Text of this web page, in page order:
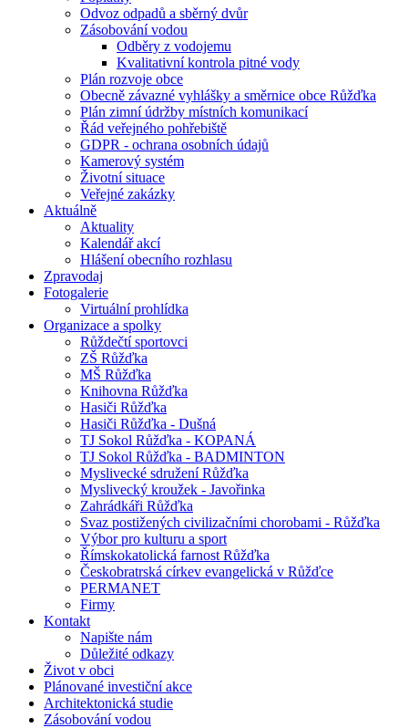
Odvoz odpadů a sběrný dvůr
Zásobování vodou
Odběry z vodojemu
Kvalitativní kontrola pitné vody
Plán rozvoje obce
Obecně závazné vyhlášky a směrnice obce Růžďka
Plán zimní údržby místních komunikací
Řád veřejného pohřebiště
GDPR - ochrana osobních údajů
Kamerový systém
Životní situace
Veřejné zakázky
Aktuálně
Aktuality
Kalendář akcí
Hlášení obecního rozhlasu
Zpravodaj
Fotogalerie
Virtuální prohlídka
Organizace a spolky
Růždečtí sportovci
ZŠ Růžďka
MŠ Růžďka
Knihovna Růžďka
Hasiči Růžďka
Hasiči Růžďka - Dušná
TJ Sokol Růžďka - KOPANÁ
TJ Sokol Růžďka - BADMINTON
Myslivecké sdružení Růžďka
Myslivecký kroužek - Javořinka
Zahrádkáři Růžďka
Svaz postižených civilizačními chorobami - Růžďka
Výbor pro kulturu a sport
Římskokatolická farnost Růžďka
Českobratrská církev evangelická v Růžďce
PERMANET
Firmy
Kontakt
Napište nám
Důležité odkazy
Život v obci
Plánované investiční akce
Architektonická studie
Zásobování vodou